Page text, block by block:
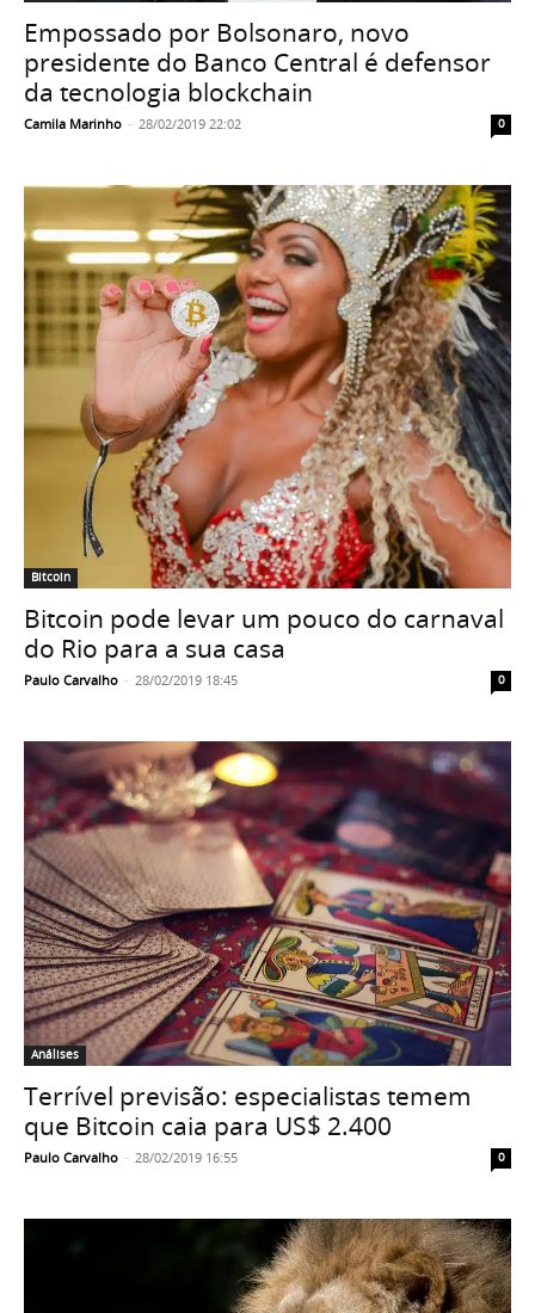
Empossado por Bolsonaro, novo
presidente do Banco Central é defensor
da tecnologia blockchain
Camila Marinho - 28/02/2019 22:02 0
Bitcoin
Bitcoin pode levar um pouco do carnaval
do Rio para a sua casa
Paulo Carvalho - 28/02/2019 18:45 0
Análises
Terrível previsão: especialistas temem
que Bitcoin caia para US$ 2.400
Paulo Carvalho - 28/02/2019 16:55 0